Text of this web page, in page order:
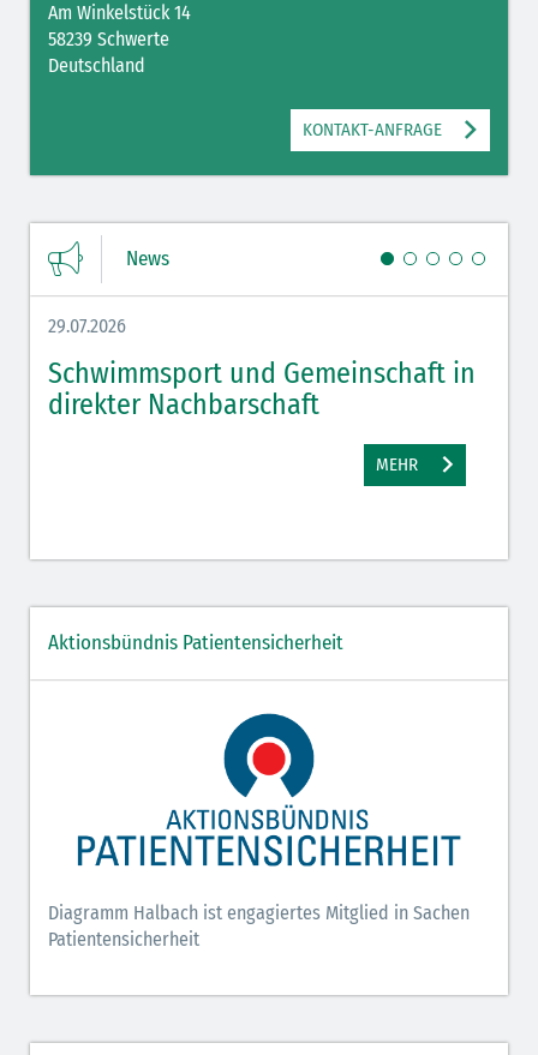
Am Winkelstück 14
58239 Schwerte
Deutschland
KONTAKT-ANFRAGE
News
29.07.2026
Schwimmsport und Gemeinschaft in
direkter Nachbarschaft
MEHR
Aktionsbündnis Patientensicherheit
Diagramm Halbach ist engagiertes Mitglied in Sachen
Patientensicherheit